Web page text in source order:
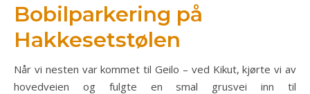
Bobilparkering på
Hakkesetstølen
Når vi nesten var kommet til Geilo – ved Kikut, kjørte vi av
hovedveien og fulgte en smal grusvei inn til